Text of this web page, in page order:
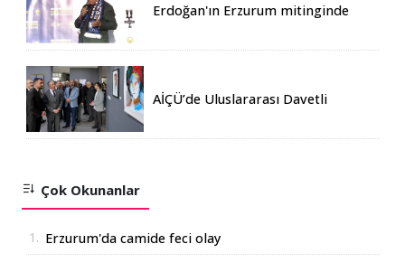
Erdoğan'ın Erzurum mitinginde
AİÇÜ’de Uluslararası Davetli
Çok Okunanlar
1. Erzurum'da camide feci olay